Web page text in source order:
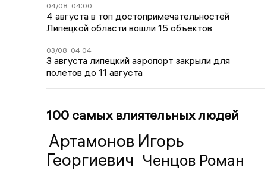
04/08 04:00
4 августа в топ достопримечательностей
Липецкой области вошли 15 объектов
03/08 04:04
3 августа липецкий аэропорт закрыли для
полетов до 11 августа
100 самых влиятельных людей
Артамонов Игорь
Георгиевич Ченцов Роман